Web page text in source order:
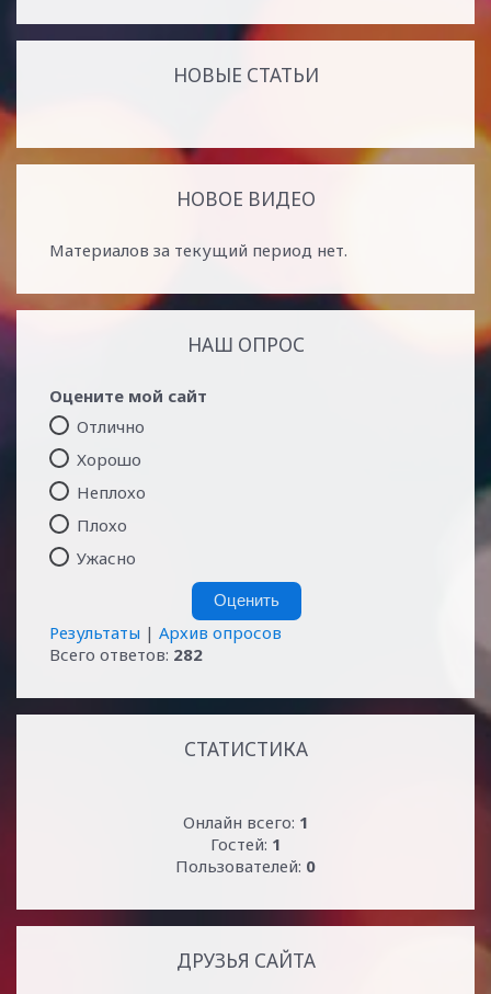
НОВЫЕ СТАТЬИ
НОВОЕ ВИДЕО
Материалов за текущий период нет.
НАШ ОПРОС
Оцените мой сайт
Отлично
Хорошо
Неплохо
Плохо
Ужасно
Результаты | Архив опросов
Всего ответов: 282
СТАТИСТИКА
Онлайн всего: 1
Гостей: 1
Пользователей: 0
ДРУЗЬЯ САЙТА